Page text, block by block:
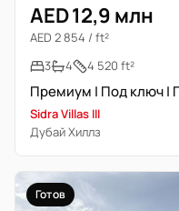
AED 12,9 млн
AED 2 854 / ft²
3
4 4 520 ft²
Премиум | Под ключ |
Sidra Villas III
Дубай Хиллз
Готов